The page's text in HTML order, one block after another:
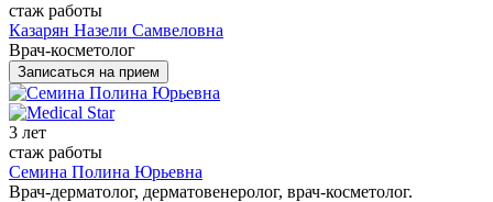
стаж работы
Казарян Назели Самвеловна
Врач-косметолог
Записаться на прием
3 лет
стаж работы
Семина Полина Юрьевна
Врач-дерматолог, дерматовенеролог, врач-косметолог.